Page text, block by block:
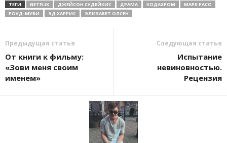
ТЕГИ NETFLIX ДЖЕЙСОН СУДЕЙКИС ДРАМА КОДАХРОМ
МАРК РАСО
РОУД-МУВИ
ЭД ХАРРИС ЭЛИЗАБЕТ ОЛСЕН
Предыдущая статья
От книги к фильму:
«Зови меня своим
именем»
Следующая статья
Испытание
невиновностью.
Рецензия